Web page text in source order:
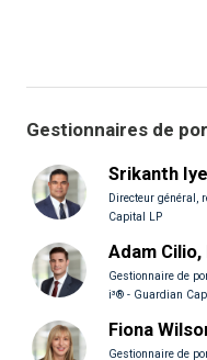
Gestionnaires de
Srikanth
Directeur général,
Capital LP
Adam Cilio,
Gestionnaire de
i³® - Guardian
Fiona
Gestionnaire de